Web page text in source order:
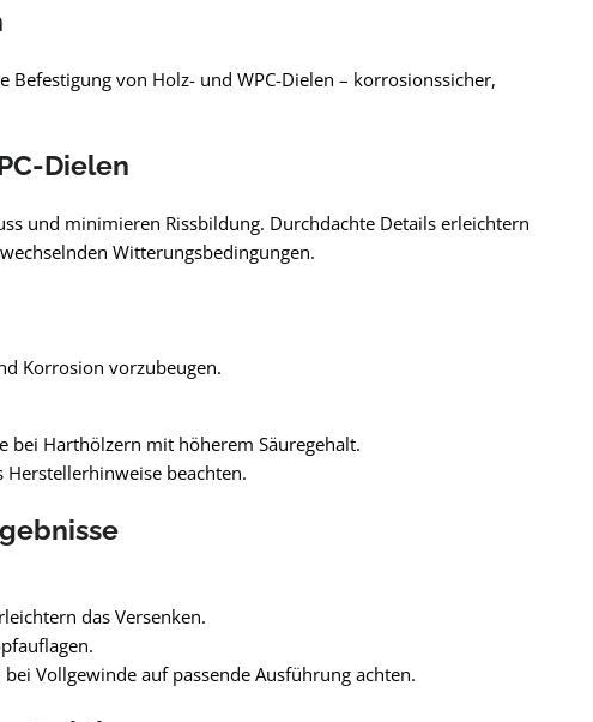
Befestigung von Holz- und WPC-Dielen – korrosionssicher,
Dielen
und minimieren Rissbildung. Durchdachte Details erleichtern
Witterungsbedingungen.
Korrosion vorzubeugen.
bei Harthölzern mit höherem Säuregehalt.
beachten.
das Versenken.
Vollgewinde auf passende Ausführung achten.